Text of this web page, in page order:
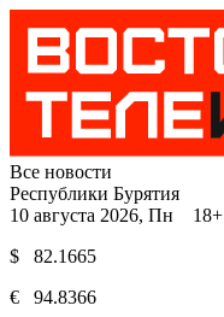
Все новости
Республики Бурятия
10 августа 2026, Пн 18+
$ 82.1665
€ 94.8366